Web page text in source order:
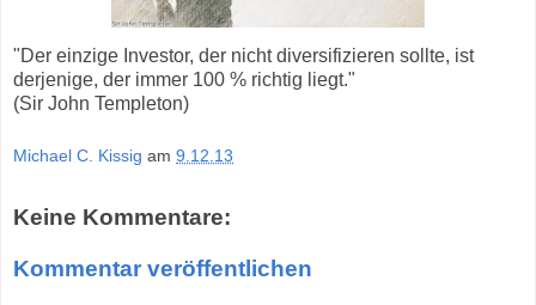
"Der einzige Investor, der nicht diversifizieren sollte, ist
derjenige, der immer 100 % richtig liegt."
(Sir John Templeton)
Michael C. Kissig am 9.12.13
Keine Kommentare:
Kommentar veröffentlichen